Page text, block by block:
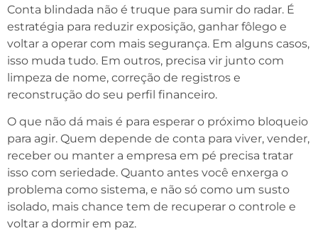
Conta blindada não é truque para sumir do radar. É
estratégia para reduzir exposição, ganhar fôlego e
voltar a operar com mais segurança. Em alguns casos,
isso muda tudo. Em outros, precisa vir junto com
limpeza de nome, correção de registros e
reconstrução do seu perfil financeiro.
O que não dá mais é para esperar o próximo bloqueio
para agir. Quem depende de conta para viver, vender,
receber ou manter a empresa em pé precisa tratar
isso com seriedade. Quanto antes você enxerga o
problema como sistema, e não só como um susto
isolado, mais chance tem de recuperar o controle e
voltar a dormir em paz.